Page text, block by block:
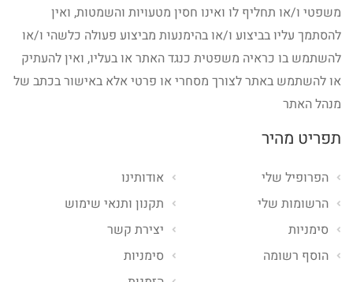
משפטי ו/או תחליף לו ואינו חסין מטעויות והשמטות, ואין
להסתמך עליו בביצוע ו/או בהימנעות מביצוע פעולה כלשהי ו/או
להשתמש בו כראיה משפטית כנגד האתר או בעליו, ואין להעתיק
או להשתמש באתר לצורך מסחרי או פרטי אלא באישור בכתב של
מנהל האתר
תפריט מהיר
אודותינו
תקנון ותנאי שימוש
יצירת קשר
סימניות
הפרופיל שלי
הרשומות שלי
סימניות
הוסף רשומה